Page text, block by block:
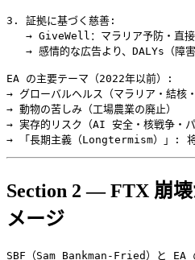
3. 証拠に基づく慈善:
→ GiveWell：マラリア予防・直
→ 感情的な広告より、DALYs（障
EA の主要テーマ（2022年以前）:
→ グローバルヘルス（マラリア・結核
→ 動物の苦しみ（工場農業の廃止）
→ 実存的リスク（AI 安全・核戦争・パ
Section 2 — FTX 崩
メージ
SBF（Sam Bankman-Fried）と EA